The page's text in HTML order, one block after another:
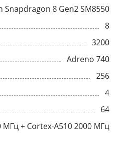
Snapdragon 8 Gen2 SM8550
8
3200
Adreno 740
256
4
64
МГц + Cortex-A510 2000 МГц